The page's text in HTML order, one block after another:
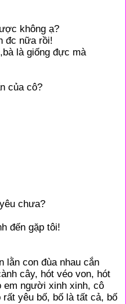
không ạ?
đc nữa rồi!
là giống đực mà
của cô?
chưa?
đến gặp tôi!
lằn con đùa nhau cắn
cây, hót véo von, hót
em người xinh xinh, cô
yêu bố, bố là tất cả, bố